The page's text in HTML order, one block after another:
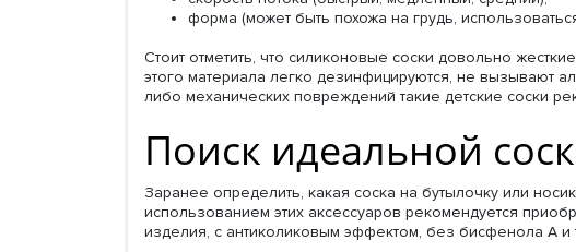
форма (может быть похожа на грудь,
Стоит отметить, что силиконовые соски довольно
этого материала легко дезинфицируются, не вызывают
либо механических повреждений такие детские соски
Поиск идеальной
Заранее определить, какая соска на бутылочку или
использованием этих аксессуаров рекомендуется
изделия, с антиколиковым эффектом, без бисфенола А и